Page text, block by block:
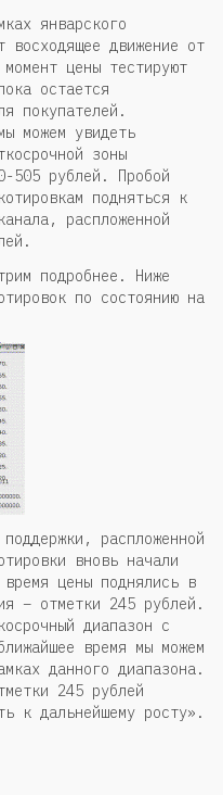
январского
восходящее движение от
цены тестируют
остается
покупателей.
можем увидеть
зоны
505 рублей. Пробой
подняться к
распложенной
подробнее. Ниже
по состоянию на
распложенной
вновь начали
цены поднялись в
– отметки 245 рублей.
диапазон с
время мы можем
данного диапазона.
245 рублей
к дальнейшему росту».